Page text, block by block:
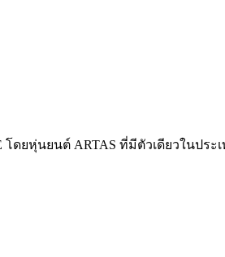
หุ่นยนต์ ARTAS ที่มีตัวเดียวในประ